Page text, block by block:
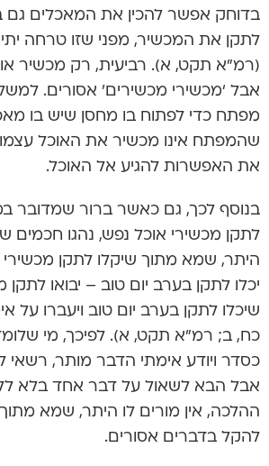
בדוחק אפשר להכין את המאכלים גם
לתקן את המכשיר, מפני שזו טרחה
(רמ”א תקט, א). רביעית, רק מכשיר
אבל ‘מכשירי מכשירים’ אסורים.
מפתח כדי לפתוח בו מחסן שיש בו
שהמפתח אינו מכשיר את האוכל
את האפשרות להגיע אל האוכל.
בנוסף לכך, גם כאשר ברור שמדובר
לתקן מכשירי אוכל נפש, נהגו חכמים
היתר, שמא מתוך שיקלו לתקן
יכלו לתקן בערב יום טוב – יבואו לתקן
שיכלו לתקן בערב יום טוב ויעברו על
כח, ב; רמ”א תקט, א). לפיכך, מי
כסדר ויודע אימתי הדבר מותר, רשאי
אבל הבא לשאול על דבר אחד בלא
ההלכה, אין מורים לו היתר, שמא
להקל בדברים אסורים.